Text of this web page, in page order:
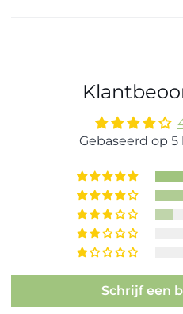
Gebaseerd op
Schrijf een